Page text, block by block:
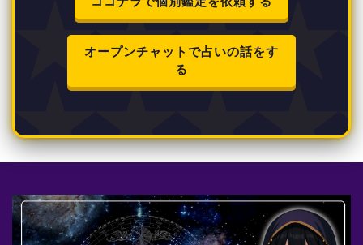
オープンチャットで占いの話をす
る